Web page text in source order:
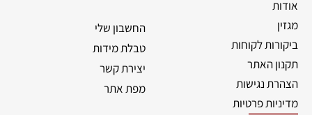
a
m
אודות
מגזין
ביקורות לקוחות
תקנון האתר
הצהרת נגישות
מדיניות פרטיות
החשבון שלי
טבלת מידות
יצירת קשר
מפת אתר